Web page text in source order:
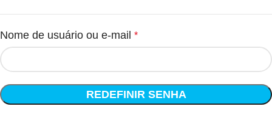
Nome de usuário ou e-mail *
REDEFINIR SENHA